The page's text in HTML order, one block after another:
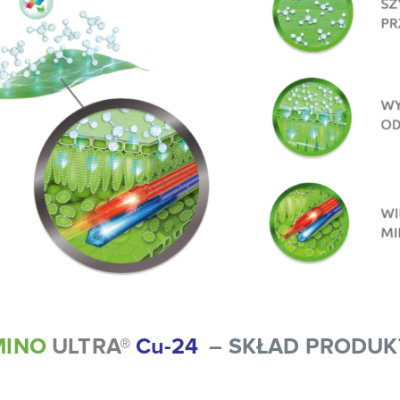
ULTRA® Cu-24 – SKŁAD